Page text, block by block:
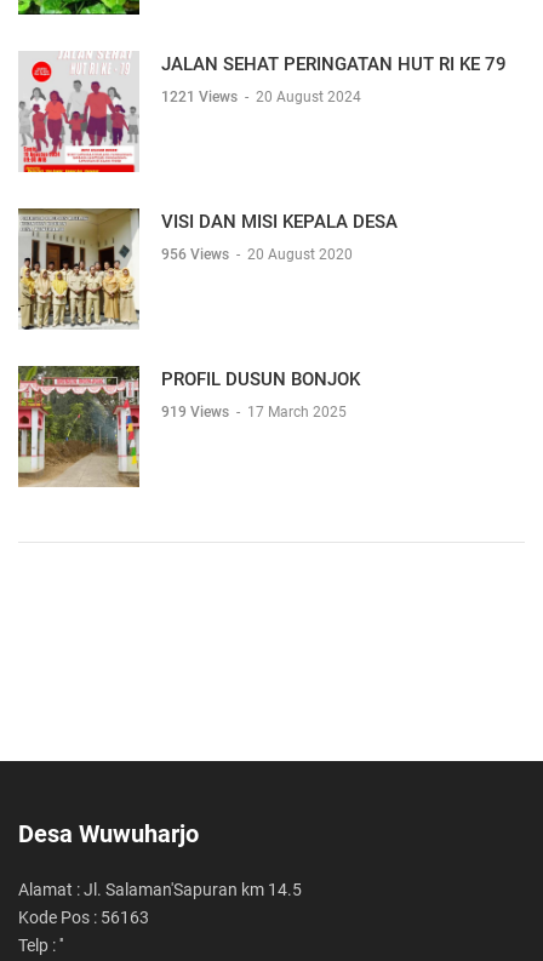
JALAN SEHAT PERINGATAN HUT RI KE 79
1221 Views - 20 August 2024
VISI DAN MISI KEPALA DESA
956 Views - 20 August 2020
PROFIL DUSUN BONJOK
919 Views - 17 March 2025
Desa Wuwuharjo
Alamat : Jl. Salaman'Sapuran km 14.5
Kode Pos : 56163
Telp : ''